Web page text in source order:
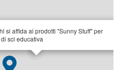
si affida ai prodotti "Sunny Stuff" per
sci educativa